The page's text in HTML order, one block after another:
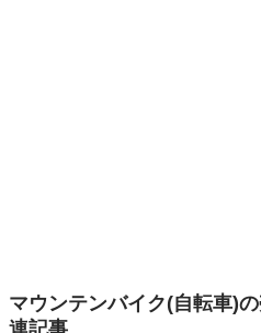
マウンテンバイク(自転車)
連記事